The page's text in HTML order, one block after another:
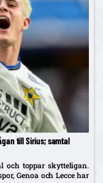
till Sirius; samtal
och toppar skytteligan.
Genoa och Lecce har